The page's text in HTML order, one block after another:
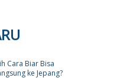
Cara Biar Bisa
ke Jepang?